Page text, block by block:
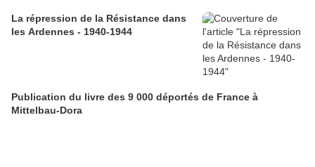
La répression de la Résistance dans
les Ardennes - 1940-1944
Publication du livre des 9 000 déportés de France à
Mittelbau-Dora